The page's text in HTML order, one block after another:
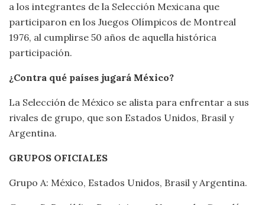
a los integrantes de la Selección Mexicana que
participaron en los Juegos Olímpicos de Montreal
1976, al cumplirse 50 años de aquella histórica
participación.
¿Contra qué países jugará México?
La Selección de México se alista para enfrentar a sus
rivales de grupo, que son Estados Unidos, Brasil y
Argentina.
GRUPOS OFICIALES
Grupo A: México, Estados Unidos, Brasil y Argentina.